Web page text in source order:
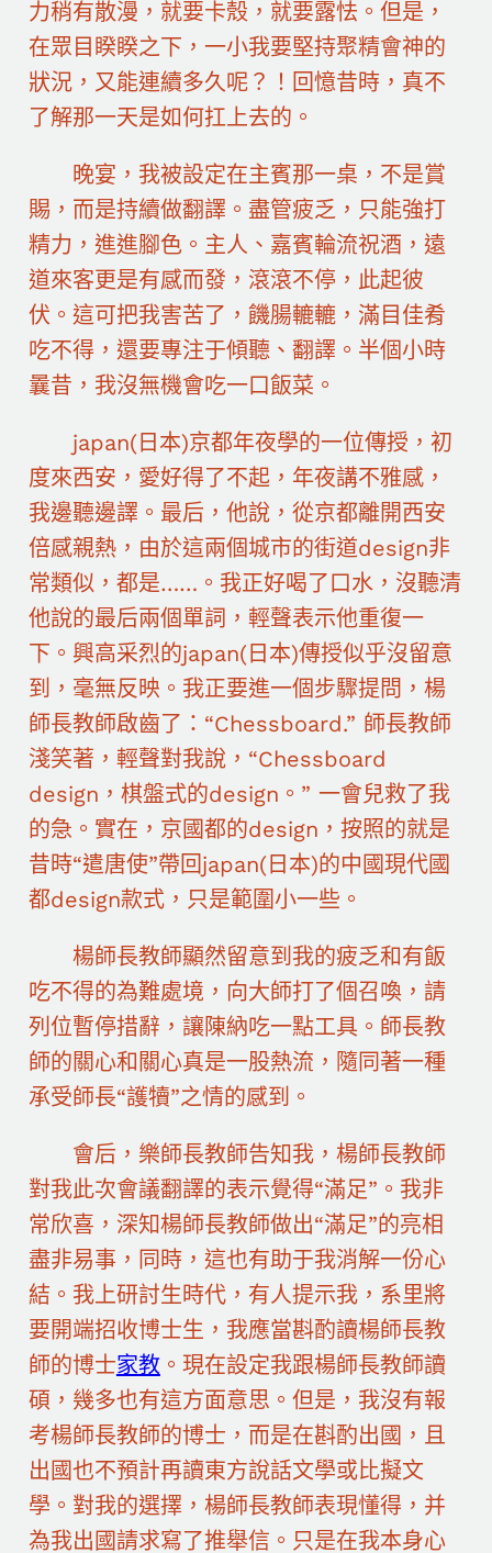
力稍有散漫，就要卡殼，就要露怯。但是，
在眾目睽睽之下，一小我要堅持聚精會神的
狀況，又能連續多久呢？！回憶昔時，真不
了解那一天是如何扛上去的。
晚宴，我被設定在主賓那一桌，不是賞
賜，而是持續做翻譯。盡管疲乏，只能強打
精力，進進腳色。主人、嘉賓輪流祝酒，遠
道來客更是有感而發，滾滾不停，此起彼
伏。這可把我害苦了，饑腸轆轆，滿目佳肴
吃不得，還要專注于傾聽、翻譯。半個小時
曩昔，我沒無機會吃一口飯菜。
japan(日本)京都年夜學的一位傳授，初
度來西安，愛好得了不起，年夜講不雅感，
我邊聽邊譯。最后，他說，從京都離開西安
倍感親熱，由於這兩個城市的街道design非
常類似，都是……。我正好喝了口水，沒聽清
他說的最后兩個單詞，輕聲表示他重復一
下。興高采烈的japan(日本)傳授似乎沒留意
到，毫無反映。我正要進一個步驟提問，楊
師長教師啟齒了：“Chessboard.” 師長教師
淺笑著，輕聲對我說，“Chessboard
design，棋盤式的design。” 一會兒救了我
的急。實在，京國都的design，按照的就是
昔時“遣唐使”帶回japan(日本)的中國現代國
都design款式，只是範圍小一些。
楊師長教師顯然留意到我的疲乏和有飯
吃不得的為難處境，向大師打了個召喚，請
列位暫停措辭，讓陳納吃一點工具。師長教
師的關心和關心真是一股熱流，隨同著一種
承受師長“護犢”之情的感到。
會后，樂師長教師告知我，楊師長教師
對我此次會議翻譯的表示覺得“滿足”。我非
常欣喜，深知楊師長教師做出“滿足”的亮相
盡非易事，同時，這也有助于我消解一份心
結。我上研討生時代，有人提示我，系里將
要開端招收博士生，我應當斟酌讀楊師長教
師的博士家教。現在設定我跟楊師長教師讀
碩，幾多也有這方面意思。但是，我沒有報
考楊師長教師的博士，而是在斟酌出國，且
出國也不預計再讀東方說話文學或比擬文
學。對我的選擇，楊師長教師表現懂得，并
為我出國請求寫了推舉信。只是在我本身心